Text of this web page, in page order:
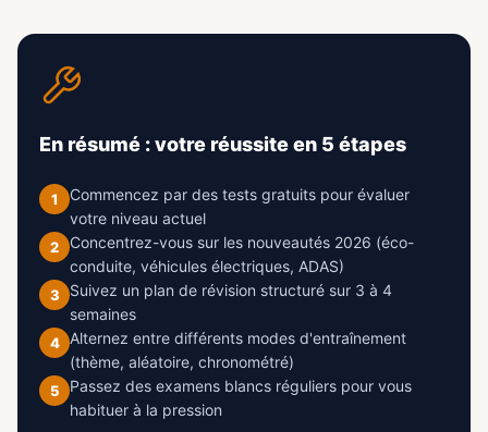
En résumé : votre réussite en 5 étapes
1
Commencez par des tests gratuits pour évaluer
votre niveau actuel
2
Concentrez-vous sur les nouveautés 2026 (éco-
conduite, véhicules électriques, ADAS)
3
Suivez un plan de révision structuré sur 3 à 4
semaines
4
Alternez entre différents modes d'entraînement
(thème, aléatoire, chronométré)
5
Passez des examens blancs réguliers pour vous
habituer à la pression